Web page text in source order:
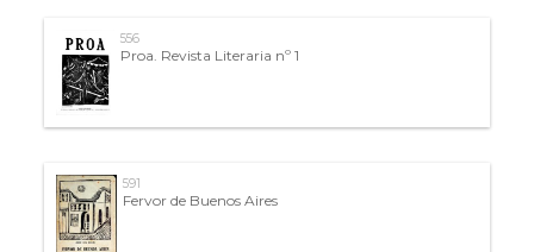
556
Proa. Revista Literaria nº 1
591
Fervor de Buenos Aires